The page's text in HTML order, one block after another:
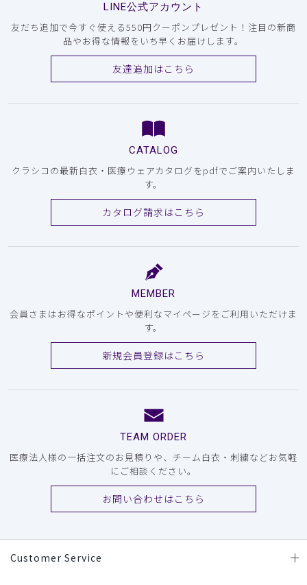
LINE公式アカウント
友だち追加で今すぐ使える550円クーポンプレゼント！注目の新商
品やお得な情報をいち早くお届けします。
友達追加はこちら
CATALOG
クラシコの最新白衣・医療ウェアカタログをpdfでご案内いたしま
す。
カタログ請求はこちら
MEMBER
会員さまはお得なポイントや便利なマイページをご利用いただけま
す。
新規会員登録はこちら
TEAM ORDER
医療法人様の一括注文のお見積りや、チーム白衣・刺繍などお気軽
にご相談ください。
お問い合わせはこちら
Customer Service